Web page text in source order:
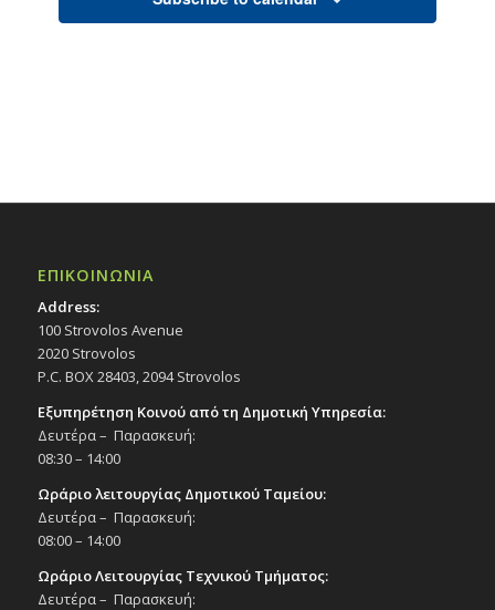
Μουσικοχορευτική παράσταση «Starry
Night», 27/2/26
Εκδηλώσεις στο Δημοτικό Θέατρο
ΜΑΡ 18:00
Δημοτικό Θέατρο Στροβόλου
ΜΑΡ
3
Θεατρική Κωμωδία «Μαντάμ Σουσού»,
20:00
Εκδηλώσεις στο Δημοτικό Θέατρο
Δημοτικό Θέατρο Στροβόλου
ΜΑΡ
5
Θεατρική παράσταση «Λυσιστράτη»,
20:00
ΕΠΙΚΟΙΝΩΝΙΑ
Address:
100 Strovolos Avenue
2020 Strovolos
P.C. BOX 28403, 2094 Strovolos
Εξυπηρέτηση Κοινού από τη Δημοτική Υπηρεσία:
Δευτέρα – Παρασκευή:
08:30 – 14:00
Ωράριο λειτουργίας Δημοτικού Ταμείου:
Δευτέρα – Παρασκευή:
08:00 – 14:00
Ωράριο Λειτουργίας Τεχνικού Τμήματος:
Δευτέρα – Παρασκευή: